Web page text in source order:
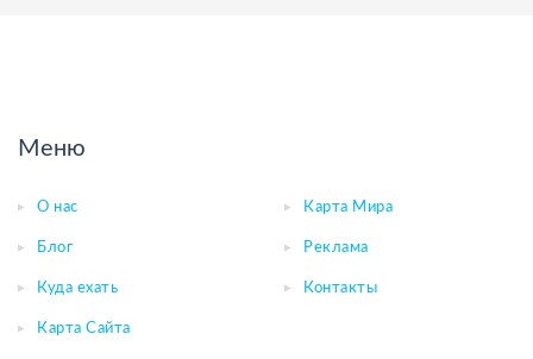
Меню
О нас Карта Мира
Блог Реклама
Куда ехать Контакты
Карта Сайта